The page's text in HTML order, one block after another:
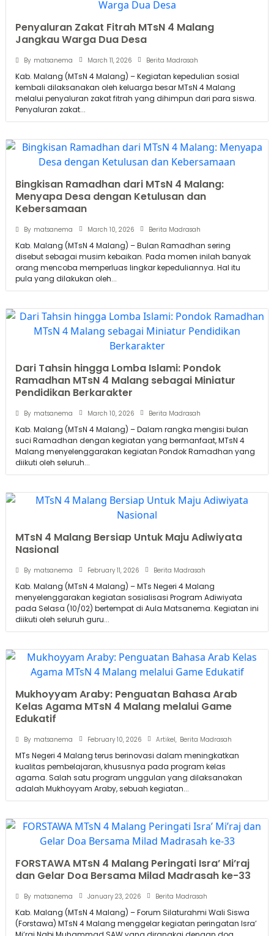
Penyaluran Zakat Fitrah MTsN 4 Malang
Jangkau Warga Dua Desa
By matsanema March 11, 2026 Berita Madrasah
Kab. Malang (MTsN 4 Malang) – Kegiatan kepedulian sosial
kembali dilaksanakan oleh keluarga besar MTsN 4 Malang
melalui penyaluran zakat fitrah yang dihimpun dari para siswa.
Penyaluran zakat...
Bingkisan Ramadhan dari MTsN 4 Malang:
Menyapa Desa dengan Ketulusan dan
Kebersamaan
By matsanema March 10, 2026 Berita Madrasah
Kab. Malang (MTsN 4 Malang) – Bulan Ramadhan sering
disebut sebagai musim kebaikan. Pada momen inilah banyak
orang mencoba memperluas lingkar kepeduliannya. Hal itu
pula yang dilakukan oleh...
Dari Tahsin hingga Lomba Islami: Pondok
Ramadhan MTsN 4 Malang sebagai Miniatur
Pendidikan Berkarakter
By matsanema March 10, 2026 Berita Madrasah
Kab. Malang (MTsN 4 Malang) – Dalam rangka mengisi bulan
suci Ramadhan dengan kegiatan yang bermanfaat, MTsN 4
Malang menyelenggarakan kegiatan Pondok Ramadhan yang
diikuti oleh seluruh...
MTsN 4 Malang Bersiap Untuk Maju Adiwiyata
Nasional
By matsanema February 11, 2026 Berita Madrasah
Kab. Malang (MTsN 4 Malang) – MTs Negeri 4 Malang
menyelenggarakan kegiatan sosialisasi Program Adiwiyata
pada Selasa (10/02) bertempat di Aula Matsanema. Kegiatan ini
diikuti oleh seluruh guru...
Mukhoyyam Araby: Penguatan Bahasa Arab
Kelas Agama MTsN 4 Malang melalui Game
Edukatif
By matsanema February 10, 2026 Artikel, Berita Madrasah
MTs Negeri 4 Malang terus berinovasi dalam meningkatkan
kualitas pembelajaran, khususnya pada program kelas
agama. Salah satu program unggulan yang dilaksanakan
adalah Mukhoyyam Araby, sebuah kegiatan...
FORSTAWA MTsN 4 Malang Peringati Isra’ Mi’raj
dan Gelar Doa Bersama Milad Madrasah ke-33
By matsanema January 23, 2026 Berita Madrasah
Kab. Malang (MTsN 4 Malang) – Forum Silaturahmi Wali Siswa
(Forstawa) MTsN 4 Malang menggelar kegiatan peringatan Isra’